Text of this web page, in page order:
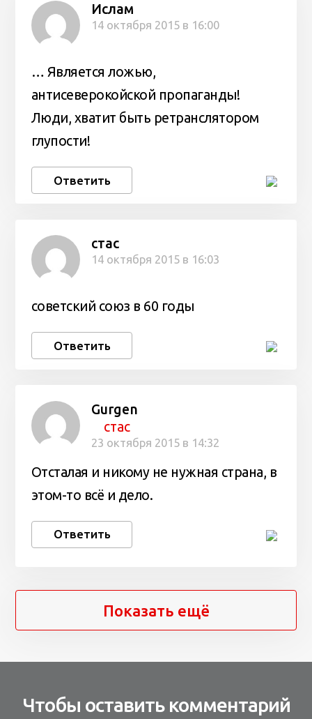
Ислам
14 октября 2015 в 16:00
… Является ложью,
антисеверокойской пропаганды!
Люди, хватит быть ретранслятором
глупости!
Ответить
стас
14 октября 2015 в 16:03
советский союз в 60 годы
Ответить
Gurgen
стас
23 октября 2015 в 14:32
Отсталая и никому не нужная страна, в
этом-то всё и дело.
Ответить
Показать ещё
Чтобы оставить комментарий